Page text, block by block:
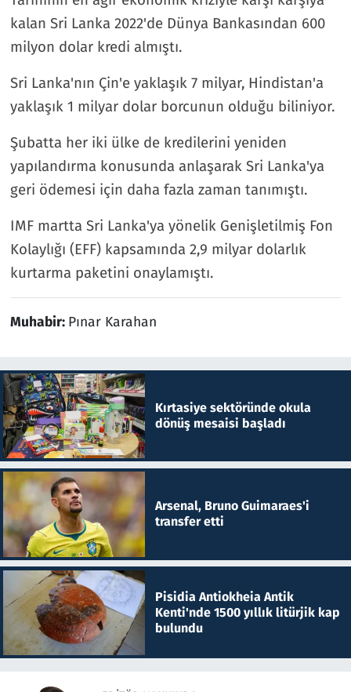
kalan Sri Lanka 2022'de Dünya Bankasından 600
milyon dolar kredi almıştı.
Sri Lanka'nın Çin'e yaklaşık 7 milyar, Hindistan'a
yaklaşık 1 milyar dolar borcunun olduğu biliniyor.
Şubatta her iki ülke de kredilerini yeniden
yapılandırma konusunda anlaşarak Sri Lanka'ya
geri ödemesi için daha fazla zaman tanımıştı.
IMF martta Sri Lanka'ya yönelik Genişletilmiş Fon
Kolaylığı (EFF) kapsamında 2,9 milyar dolarlık
kurtarma paketini onaylamıştı.
Muhabir: Pınar Karahan
Kırtasiye sektöründe okula
dönüş mesaisi başladı
Arsenal, Bruno Guimaraes'i
transfer etti
Pisidia Antiokheia Antik
Kenti'nde 1500 yıllık litürjik kap
bulundu